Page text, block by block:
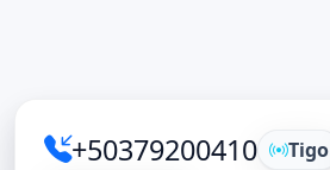
+50379200410 Tigo